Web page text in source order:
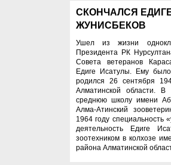
СКОНЧАЛСЯ
ЖУНИСБЕКОВ
Ушел из жизни
Президента РК
Совета ветеранов
Едиге Исатулы. Ему
родился 26 сентября
Алматинской области.
среднюю школу имени
Алма-Атинский
1964 году специальность
деятельность Едиге
зоотехником в колхозе
района Алматинской